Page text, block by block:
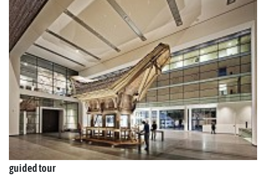
guided tour